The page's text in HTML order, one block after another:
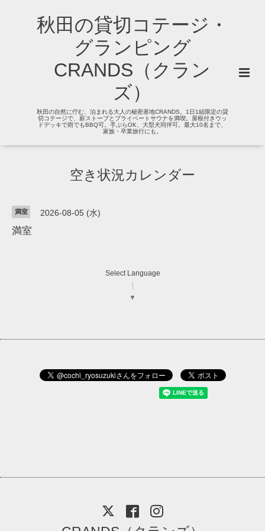
秋田の貸切コテージ・
グランピング
CRANDS（クラン
ズ）
秋田の自然に佇む、泊まれる大人の秘密基地CRANDS。1日1組限定の貸
切コテージで、薪ストーブとプライベートサウナを満喫。屋根付きウッ
ドデッキで雨でもBBQ可。手ぶらOK、大型犬同伴可。最大10名まで、
家族・卒業旅行にも。
空き状況カレンダー
満室 2026-08-05 (水)
満室
Select Language
▼